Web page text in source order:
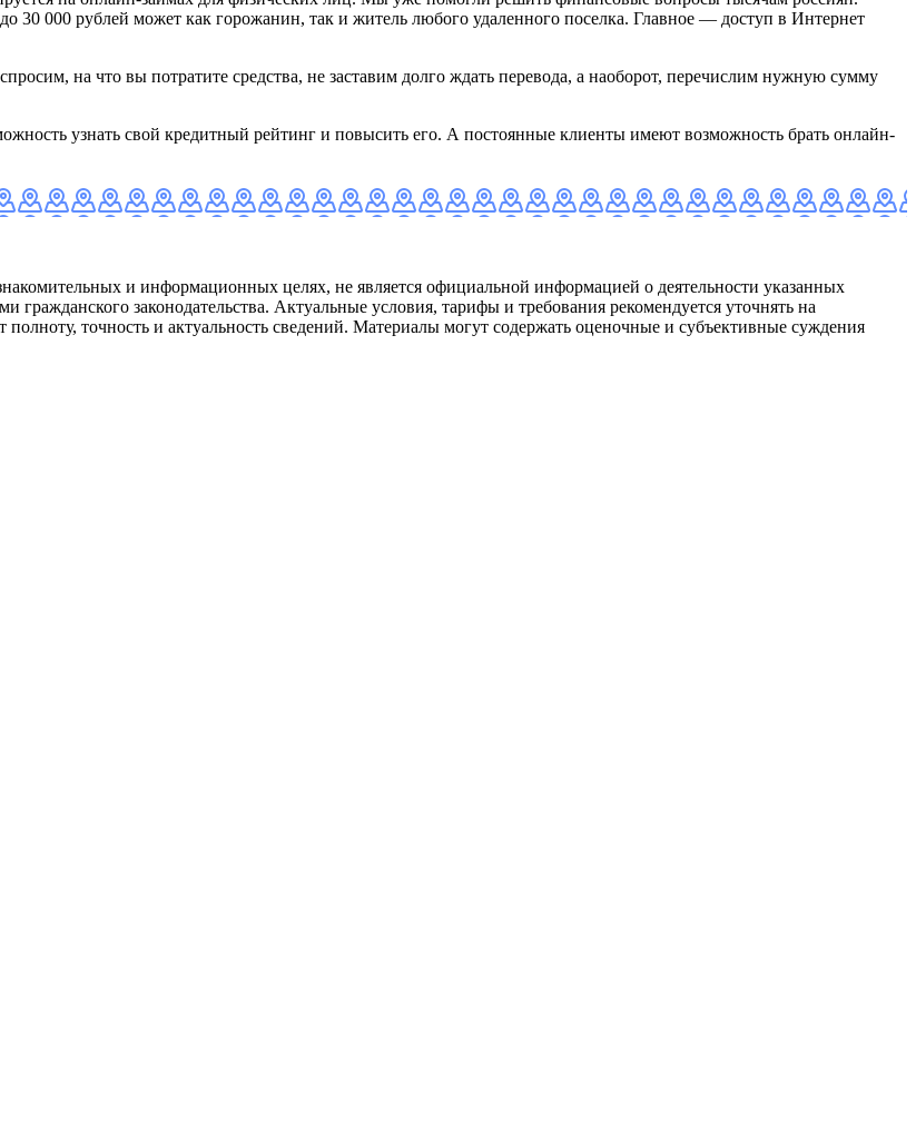
30 000 рублей может как горожанин, так и житель любого удаленного поселка. Главное — доступ в Интернет
на что вы потратите средства, не заставим долго ждать перевода, а наоборот, перечислим нужную сумму
узнать свой кредитный рейтинг и повысить его. А постоянные клиенты имеют возможность брать онлайн-
и информационных целях, не является официальной информацией о деятельности указанных
законодательства. Актуальные условия, тарифы и требования рекомендуется уточнять на
точность и актуальность сведений. Материалы могут содержать оценочные и субъективные суждения